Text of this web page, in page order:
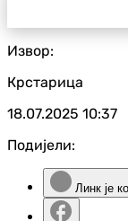
Извор:
Крстарица
18.07.2025 10:37
Подијели:
Линк је